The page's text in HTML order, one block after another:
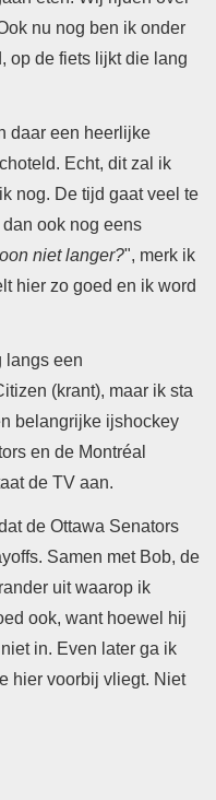
nu nog ben ik onder
op de fiets lijkt die lang
daar een heerlijke
Echt, dit zal ik
nog. De tijd gaat veel te
ook nog eens
niet langer?", merk ik
hier zo goed en ik word
langs een
(krant), maar ik sta
belangrijke ijshockey
en de Montréal
de TV aan.
de Ottawa Senators
Samen met Bob, de
uit waarop ik
ook, want hoewel hij
in. Even later ga ik
hier voorbij vliegt. Niet